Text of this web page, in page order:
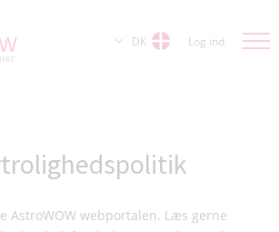
DK Log ind
AstroWOW webportalen. Læs gerne